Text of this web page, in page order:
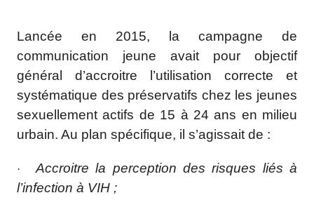
Lancée en 2015, la campagne de
communication jeune avait pour objectif
général d’accroitre l’utilisation correcte et
systématique des préservatifs chez les jeunes
sexuellement actifs de 15 à 24 ans en milieu
urbain. Au plan spécifique, il s’agissait de :
·
Accroitre la perception des risques liés à
l’infection à VIH ;